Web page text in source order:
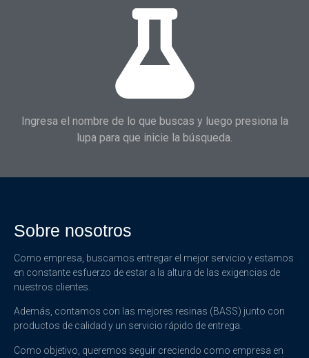
Ingresa el nombre de lo que buscas y luego presiona la
lupa para que inicie la búsqueda.
Sobre nosotros
Como empresa, buscamos entregar el mejor servicio y estamos
en constante esfuerzo de estar a la altura de las exigencias de
nuestros clientes.
Además, contamos con las mejores resinas (BASS) junto con
productos de calidad y un servicio rápido de entrega.
Como objetivo, queremos seguir creciendo como empresa en